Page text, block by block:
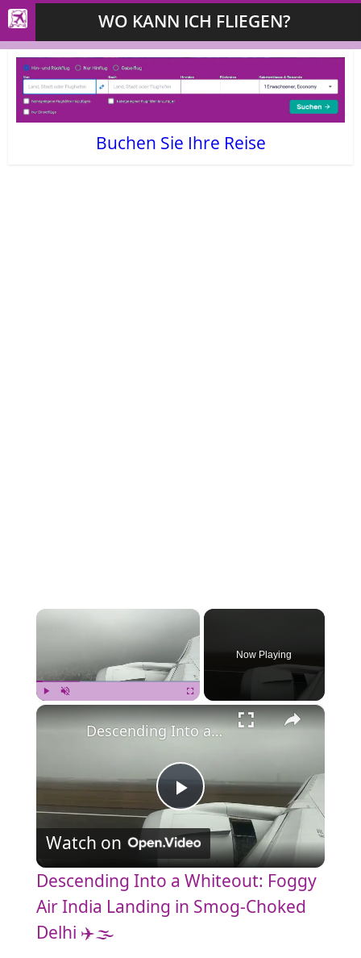
WO KANN ICH FLIEGEN?
Buchen Sie Ihre Reise
×
Play Unmute Fullscreen
Now Playing
×
P
l
a
Descending Into a Whiteout: Foggy Air India Landing in Smog-Choked Delhi ✈️🌫️
Watch on
Descending Into a Whiteout: Foggy
Air India Landing in Smog-Choked
Delhi ✈️🌫️